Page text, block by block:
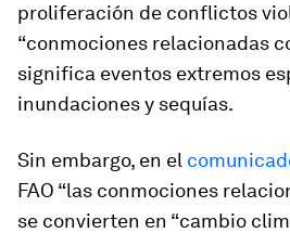
proliferación de conflictos
“conmociones relacionadas
significa eventos extremos
inundaciones y sequías.
Sin embargo, en el
FAO “las conmociones
se convierten en “cambio